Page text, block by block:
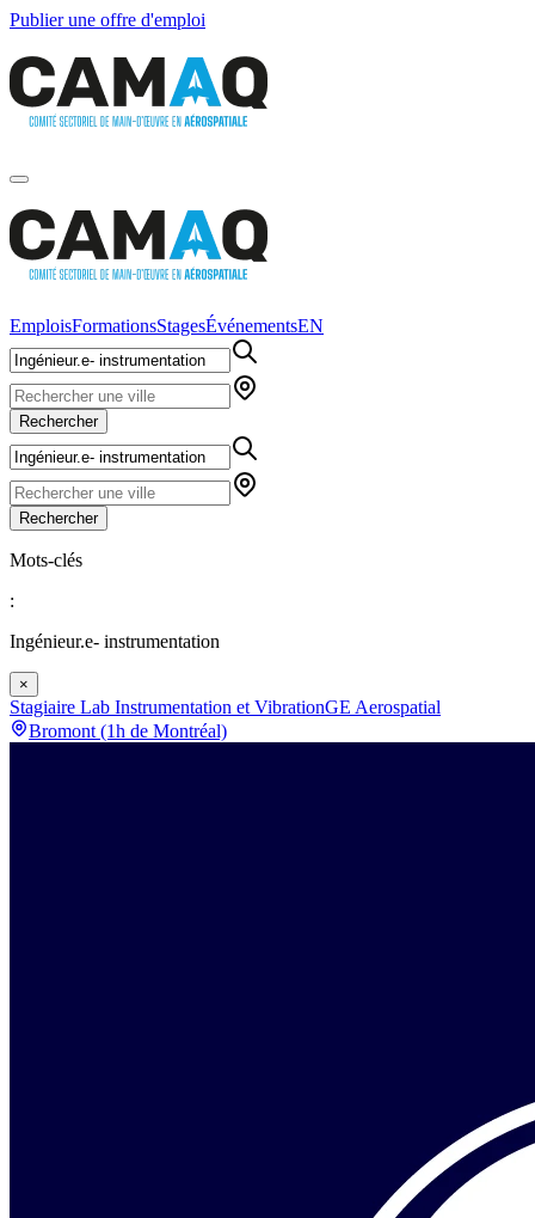
Publier une offre d'emploi
EmploisFormationsStagesÉvénementsEN
Rechercher
Rechercher
Mots-clés
:
Ingénieur.e- instrumentation
×
Stagiaire Lab Instrumentation et VibrationGE Aerospatial
Bromont (1h de Montréal)